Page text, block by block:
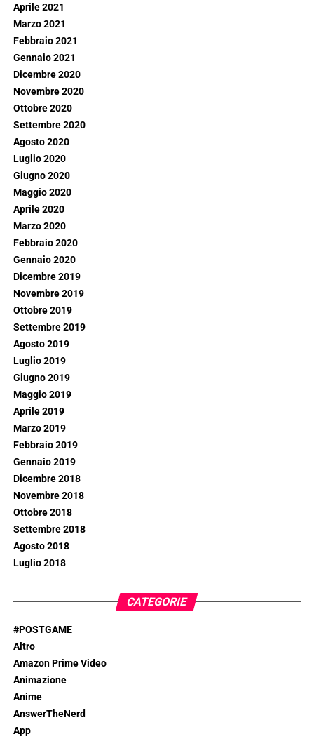
Aprile 2021
Marzo 2021
Febbraio 2021
Gennaio 2021
Dicembre 2020
Novembre 2020
Ottobre 2020
Settembre 2020
Agosto 2020
Luglio 2020
Giugno 2020
Maggio 2020
Aprile 2020
Marzo 2020
Febbraio 2020
Gennaio 2020
Dicembre 2019
Novembre 2019
Ottobre 2019
Settembre 2019
Agosto 2019
Luglio 2019
Giugno 2019
Maggio 2019
Aprile 2019
Marzo 2019
Febbraio 2019
Gennaio 2019
Dicembre 2018
Novembre 2018
Ottobre 2018
Settembre 2018
Agosto 2018
Luglio 2018
CATEGORIE
#POSTGAME
Altro
Amazon Prime Video
Animazione
Anime
AnswerTheNerd
App